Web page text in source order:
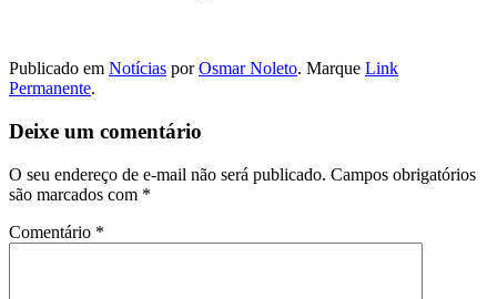
Publicado em Notícias porOsmar Noleto. Marque Link
Permanente.
Deixe um comentário
O seu endereço de e-mail não será publicado. Campos obrigatórios
são marcados com *
Comentário *